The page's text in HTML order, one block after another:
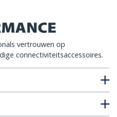
vertrouwen op
connectiviteitsaccessoires.